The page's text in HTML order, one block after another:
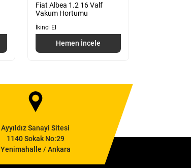
Fiat Albea 1.2 16 Valf
Vakum Hortumu
İkinci El
Hemen İncele
Ayyıldız Sanayi Sitesi
1140 Sokak No:29
Yenimahalle / Ankara